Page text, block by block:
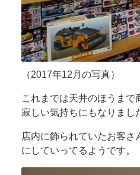
（2017年12月の写真）
これまでは天井のほうまで
寂しい気持ちにもなりまし
店内に飾られていたお客さ
にしていってるようです。